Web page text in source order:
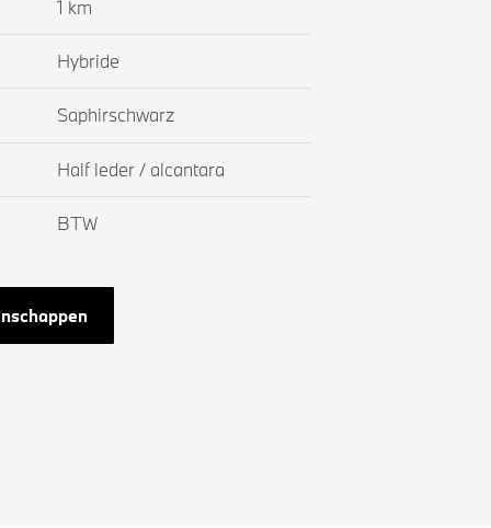
1 km
Hybride
Saphirschwarz
Half leder / alcantara
BTW